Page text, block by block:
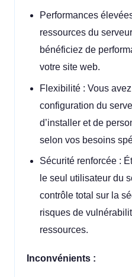
Performances
ressources du
bénéficiez de
votre site web.
Flexibilité : Vous
configuration du
d’installer et de
selon vos besoins
Sécurité renforcée :
le seul utilisateur du
contrôle total sur la
risques de
ressources.
Inconvénients :